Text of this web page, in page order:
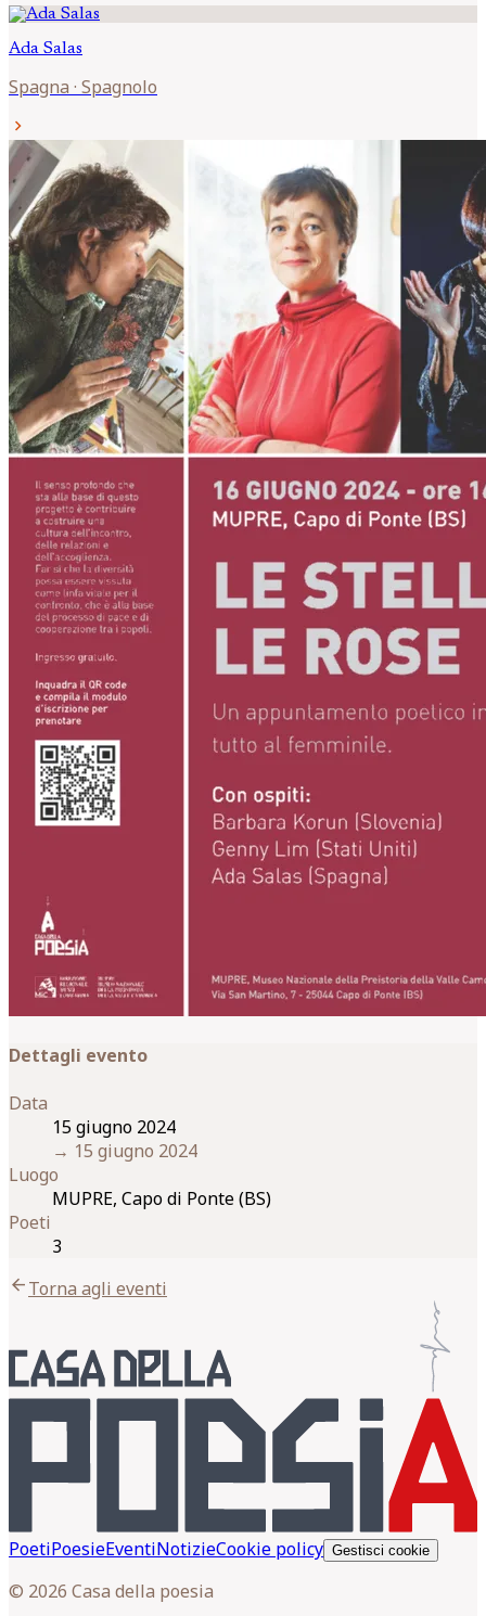
Ada Salas
Spagna · Spagnolo
chevron_right
Dettagli evento
Data
15 giugno 2024
→ 15 giugno 2024
Luogo
MUPRE, Capo di Ponte (BS)
Poeti
3
arrow_backTorna agli eventi
PoetiPoesieEventiNotizieCookie policy Gestisci cookie
© 2026 Casa della poesia